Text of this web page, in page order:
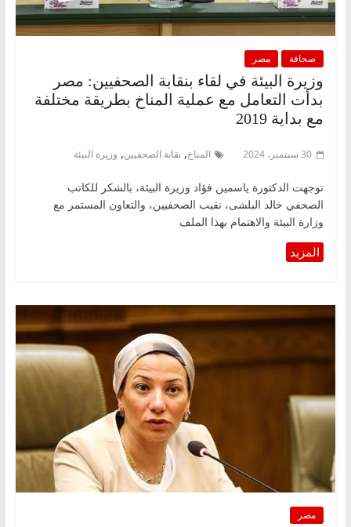
صحافة مصر
وزيرة البيئة في لقاء بنقابة الصحفيين: مصر
بدأت التعامل مع عملية المناخ بطريقة مختلفة
مع بداية 2019
30 سبتمبر، 2024 المناخ, نقابة الصحفيين, وزيرة البيئة
توجهت الدكتورة ياسمين فؤاد وزيرة البيئة، بالشكر للكاتب
الصحفي خالد البلشى، نقيب الصحفيين، والتعاون المستمر مع
وزارة البيئة والاهتمام بهذا الملف
مصر